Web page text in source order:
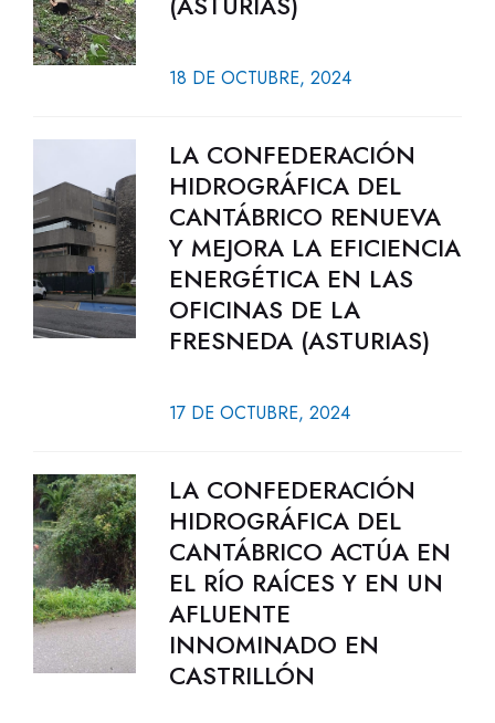
18 DE OCTUBRE, 2024
LA CONFEDERACIÓN
HIDROGRÁFICA DEL
CANTÁBRICO RENUEVA
Y MEJORA LA EFICIENCIA
ENERGÉTICA EN LAS
OFICINAS DE LA
FRESNEDA (ASTURIAS)
17 DE OCTUBRE, 2024
LA CONFEDERACIÓN
HIDROGRÁFICA DEL
CANTÁBRICO ACTÚA EN
EL RÍO RAÍCES Y EN UN
AFLUENTE
INNOMINADO EN
CASTRILLÓN